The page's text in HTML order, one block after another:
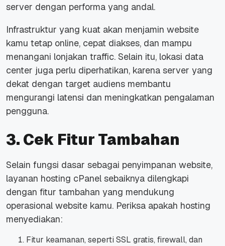
server dengan performa yang andal.
Infrastruktur yang kuat akan menjamin website
kamu tetap online, cepat diakses, dan mampu
menangani lonjakan traffic. Selain itu, lokasi data
center juga perlu diperhatikan, karena server yang
dekat dengan target audiens membantu
mengurangi latensi dan meningkatkan pengalaman
pengguna.
3. Cek Fitur Tambahan
Selain fungsi dasar sebagai penyimpanan website,
layanan hosting cPanel sebaiknya dilengkapi
dengan fitur tambahan yang mendukung
operasional website kamu. Periksa apakah hosting
menyediakan:
Fitur keamanan, seperti SSL gratis, firewall, dan